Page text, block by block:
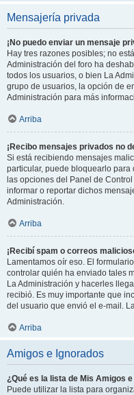
Mensajería privada
¡No puedo enviar un mensaje
Hay tres razones posibles; no
Administración del foro ha
todos los usuarios, o bien La
grupo de usuarios, la opción de
Administración para más
Arriba
¡Recibo mensajes privados no
Si está recibiendo mensajes
particular, puede bloquearlo
las opciones del Panel de
informar o reportar dichos
Administración.
Arriba
¡Recibí spam o correos
Lamentamos oír eso. El
controlar quién ha enviado tales
La Administración y hacerles
recibió. Es muy importante que
del usuario que envió el e-mail.
Arriba
Amigos e Ignorados
¿Qué es la lista de Mis Amigos
Puede utilizar la lista para